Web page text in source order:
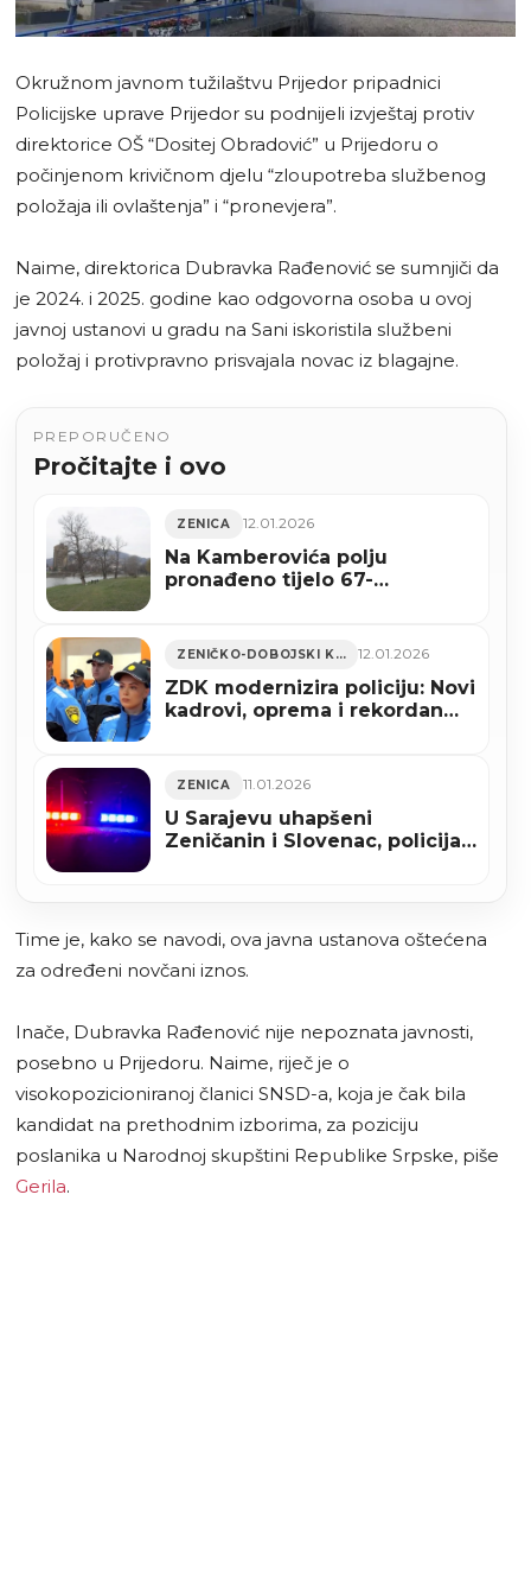
Okružnom javnom tužilaštvu Prijedor pripadnici
Policijske uprave Prijedor su podnijeli izvještaj protiv
direktorice OŠ “Dositej Obradović” u Prijedoru o
počinjenom krivičnom djelu “zloupotreba službenog
položaja ili ovlaštenja” i “pronevjera”.
Naime, direktorica Dubravka Rađenović se sumnjiči da
je 2024. i 2025. godine kao odgovorna osoba u ovoj
javnoj ustanovi u gradu na Sani iskoristila službeni
položaj i protivpravno prisvajala novac iz blagajne.
PREPORUČENO
Pročitajte i ovo
ZENICA 12.01.2026
Na Kamberovića polju
pronađeno tijelo 67-
ZENIČKO-DOBOJSKI KANTON 12.01.2026
ZDK modernizira policiju: Novi
kadrovi, oprema i rekordan
ZENICA 11.01.2026
U Sarajevu uhapšeni
Zeničanin i Slovenac, policija
Time je, kako se navodi, ova javna ustanova oštećena
za određeni novčani iznos.
Inače, Dubravka Rađenović nije nepoznata javnosti,
posebno u Prijedoru. Naime, riječ je o
visokopozicioniranoj članici SNSD-a, koja je čak bila
kandidat na prethodnim izborima, za poziciju
poslanika u Narodnoj skupštini Republike Srpske, piše
Gerila.